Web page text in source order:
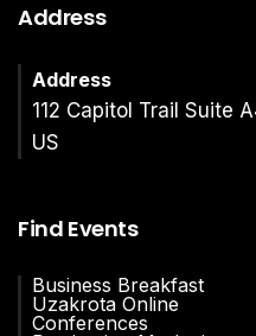
Address
Address
112 Capitol Trail Suite
US
Find Events
Business Breakfast
Uzakrota Online
Conferences